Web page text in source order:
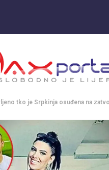
tko je Srpkinja osuđena na